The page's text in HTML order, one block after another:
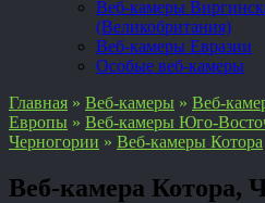
Веб-камеры
(Великобритания)
Веб-камеры Евразии
Особые веб-камеры
Главная » Веб-камеры » Веб-
Европы » Веб-камеры Юго-
Черногории » Веб-камеры Котора
Веб-камера Котора,